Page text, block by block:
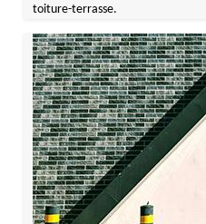
toiture-terrasse.